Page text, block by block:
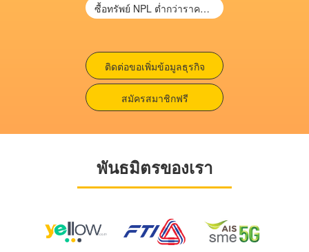
ซื้อทรัพย์ NPL ต่ำกว่าราคาตลาด 30-70% แบบไม่ต้องไปประมูล”
ติดต่อขอเพิ่มข้อมูลธุรกิจ
สมัครสมาชิกฟรี
พันธมิตรของเรา